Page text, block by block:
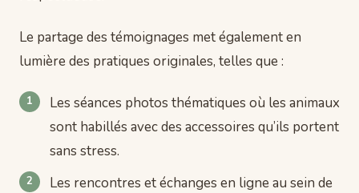
Le partage des témoignages met également en
lumière des pratiques originales, telles que :
Les séances photos thématiques où les animaux
sont habillés avec des accessoires qu’ils portent
sans stress.
Les rencontres et échanges en ligne au sein de